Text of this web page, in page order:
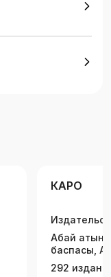
КАРО
Абай
баспасы,
292